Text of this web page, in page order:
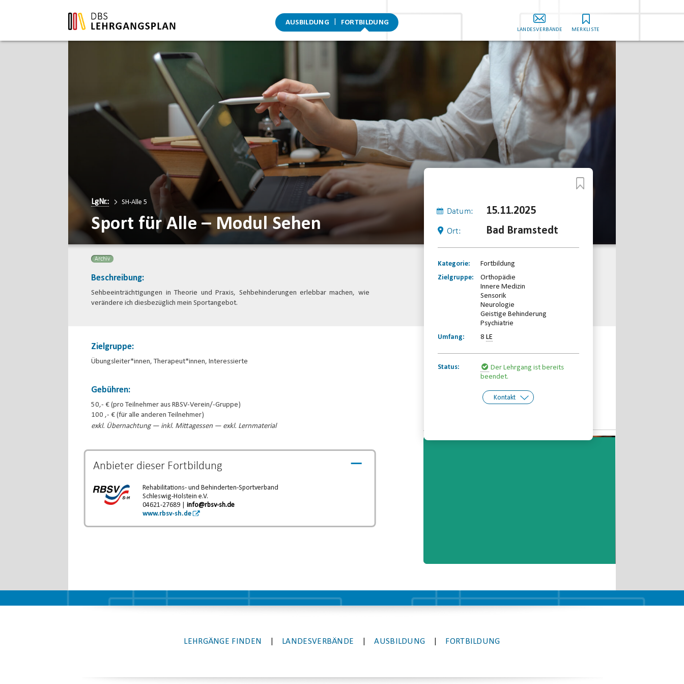
AUSBILDUNG FORTBILDUNG
LANDESVERBÄNDE MERKLISTE
LgNr.: SH-Alle 5
Sport für Alle – Modul Sehen
Datum: 15.11.2025
Ort: Bad Bramstedt
Kategorie:
Fortbildung
Zielgruppe:
Orthopädie
Innere Medizin
Sensorik
Neurologie
Geistige Behinderung
Psychiatrie
Umfang:
8 LE
Status:
Der Lehrgang ist bereits
beendet.
Kontakt
Schleswig-Holstein e.V.
Archiv
Beschreibung:
Sehbeeinträchtigungen in Theorie und Praxis, Sehbehinderungen erlebbar machen, wie
verändere ich diesbezüglich mein Sportangebot.
Zielgruppe:
Übungsleiter*innen, Therapeut*innen, Interessierte
Gebühren:
50,- € (pro Teilnehmer aus RBSV-Verein/-Gruppe)
100 ,- € (für alle anderen Teilnehmer)
exkl. Übernachtung — inkl. Mittagessen — exkl. Lernmaterial
Anbieter dieser Fortbildung
Rehabilitations- und Behinderten-Sportverband
Schleswig-Holstein e.V.
04621-27689 |info@rbsv-sh.de
www.rbsv-sh.de
Video-
LEHRGÄNGE FINDEN LANDESVERBÄNDE AUSBILDUNG FORTBILDUNG